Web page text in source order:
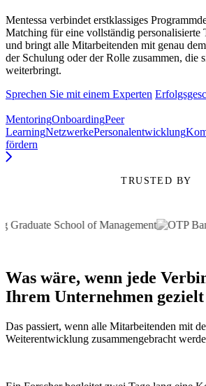
Mentessa verbindet erstklassiges
Matching für eine vollständig personalisierte
und bringt alle Mitarbeitenden mit genau
der Schulung oder der Rolle zusammen, die
weiterbringt.
Sprechen Sie mit einem Experten
MentoringOnboardingPeer
LearningNetzwerkePersonalentwicklung
fördern
TRUSTED BY
Was wäre, wenn jede
Ihrem Unternehmen
Das passiert, wenn alle Mitarbeitenden mit
Weiterentwicklung zusammengebracht